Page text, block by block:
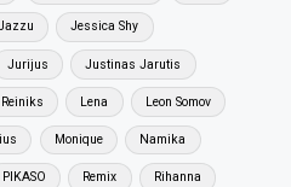
Jessica Shy
Jurijus Justinas Jarutis
Lena Leon Somov
Monique Namika
PIKASO Remix Rihanna